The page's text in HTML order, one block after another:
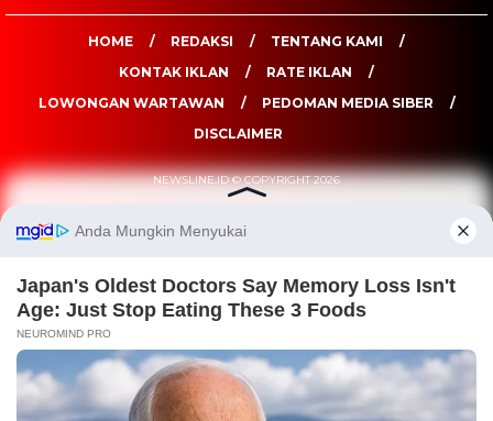
HOME REDAKSI
TENTANG KAMI
KONTAK IKLAN
RATE IKLAN
LOWONGAN WARTAWAN
PEDOMAN MEDIA SIBER
DISCLAIMER
NEWSLINE.ID © COPYRIGHT 2026